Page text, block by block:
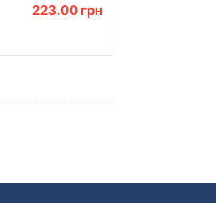
223.00 грн